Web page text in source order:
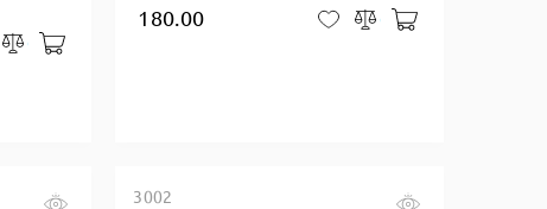
В закладки
Сравнить
180.00 В закладки
Сравнить
3002